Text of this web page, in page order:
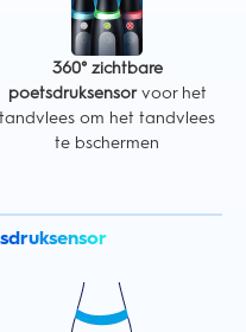
360° zichtbare
poetsdruksensorvoor het
tandvlees om het tandvlees
te bschermen